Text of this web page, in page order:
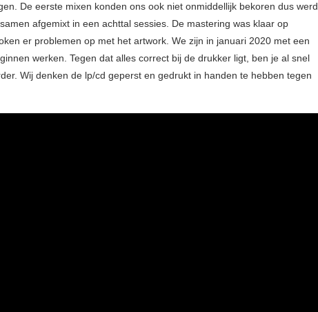
De eerste mixen konden ons ook niet onmiddellijk bekoren dus werd
afgemixt in een achttal sessies. De mastering was klaar op
er problemen op met het artwork. We zijn in januari 2020 met een
werken. Tegen dat alles correct bij de drukker ligt, ben je al snel
Wij denken de lp/cd geperst en gedrukt in handen te hebben tegen